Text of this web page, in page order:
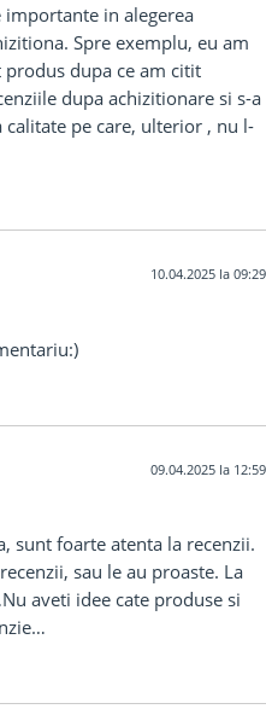
in alegerea
Spre exemplu, eu am
dupa ce am citit
dupa achizitionare si s-a
pe care, ulterior , nu l-
10.04.2025 la 09:29
09.04.2025 la 12:59
sunt foarte atenta la recenzii.
sau le au proaste. La
aveti idee cate produse si